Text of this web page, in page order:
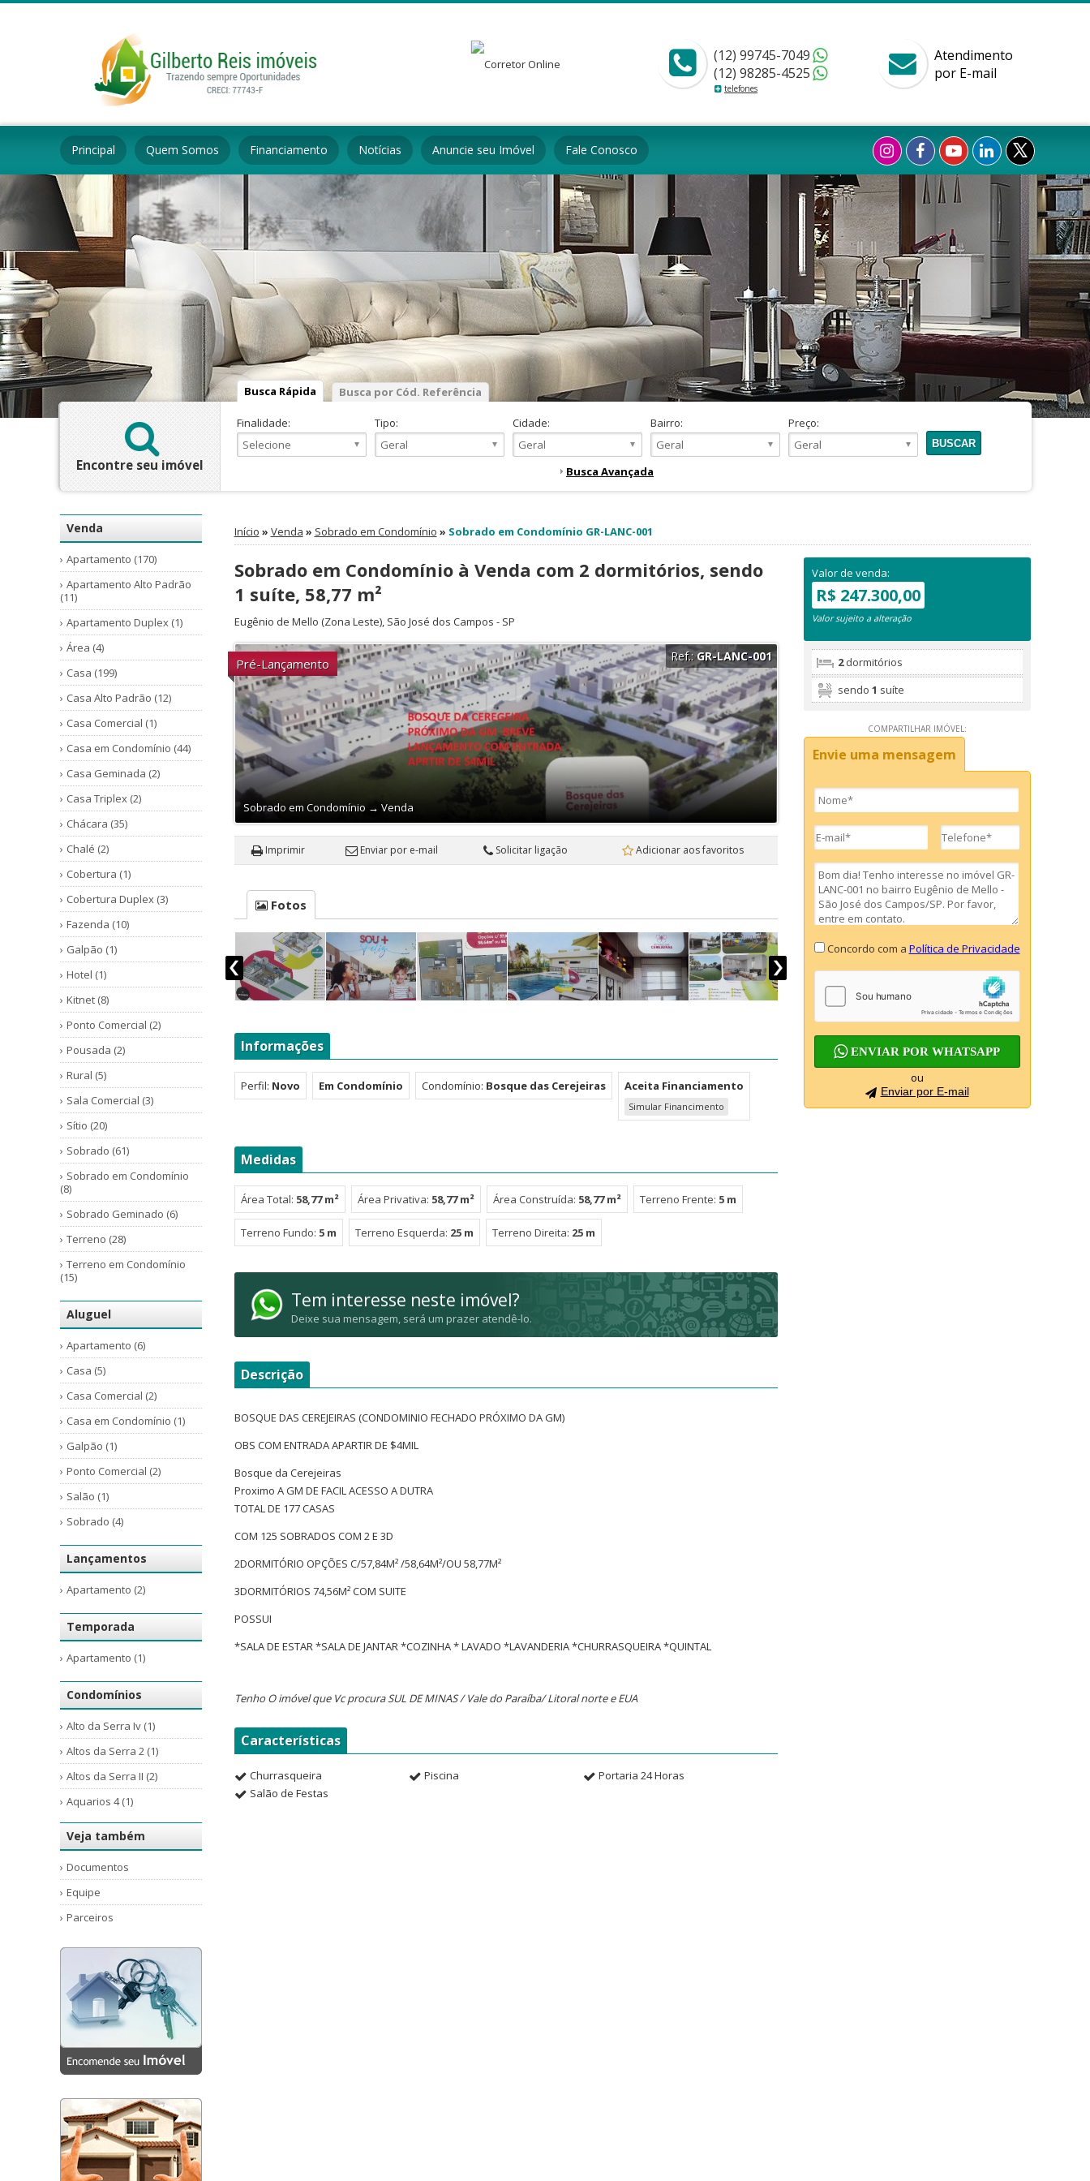
(12) 99745-7049
(12) 98285-4525
telefones
Atendimento
por E-mail
Principal Quem Somos Financiamento Notícias Anuncie seu Imóvel Fale Conosco
Encontre seu imóvel
Busca Rápida Busca por Cód. Referência
Finalidade: Tipo: Cidade: Bairro: Preço:
Busca Avançada
Início » Venda » Sobrado em Condomínio » Sobrado em Condomínio GR-LANC-001
Sobrado em Condomínio à Venda com 2 dormitórios, sendo
1 suíte, 58,77 m²
Eugênio de Mello (Zona Leste), São José dos Campos - SP
Pré-Lançamento
Sobrado em Condomínio → Venda
Ref.:GR-LANC-001
Imprimir Enviar por e-mail Solicitar ligação Adicionar aos favoritos
Fotos
Informações
Perfil: Novo Em Condomínio Condomínio: Bosque das Cerejeiras Aceita Financiamento
Simular Financimento
Medidas
Área Total: 58,77 m² Área Privativa: 58,77 m² Área Construída: 58,77 m² Terreno Frente: 5 m
Terreno Fundo: 5 m Terreno Esquerda: 25 m Terreno Direita: 25 m
Tem interesse neste imóvel?
Deixe sua mensagem, será um prazer atendê-lo.
Descrição
BOSQUE DAS CEREJEIRAS (CONDOMINIO FECHADO PRÓXIMO DA GM)
OBS COM ENTRADA APARTIR DE $4MIL
Bosque da Cerejeiras
Proximo A GM DE FACIL ACESSO A DUTRA
TOTAL DE 177 CASAS
COM 125 SOBRADOS COM 2 E 3D
2DORMITÓRIO OPÇÕES C/57,84M² /58,64M²/OU 58,77M²
3DORMITÓRIOS 74,56M² COM SUITE
POSSUI
*SALA DE ESTAR *SALA DE JANTAR *COZINHA * LAVADO *LAVANDERIA *CHURRASQUEIRA *QUINTAL
Tenho O imóvel que Vc procura SUL DE MINAS / Vale do Paraíba/ Litoral norte e EUA
Características
Churrasqueira Piscina
Portaria 24 Horas
Salão de Festas
Valor de venda:
R$ 247.300,00
Valor sujeito a alteração
2dormitórios
sendo 1 suíte
COMPARTILHAR IMÓVEL:
Envie uma mensagem
Concordo com a Política de Privacidade
ENVIAR POR WHATSAPP
ou
Enviar por E-mail
Venda
Apartamento (170)
Apartamento Alto Padrão
(11)
Apartamento Duplex (1)
Área (4)
Casa (199)
Casa Alto Padrão (12)
Casa Comercial (1)
Casa em Condomínio (44)
Casa Geminada (2)
Casa Triplex (2)
Chácara (35)
Chalé (2)
Cobertura (1)
Cobertura Duplex (3)
Fazenda (10)
Galpão (1)
Hotel (1)
Kitnet (8)
Ponto Comercial (2)
Pousada (2)
Rural (5)
Sala Comercial (3)
Sítio (20)
Sobrado (61)
Sobrado em Condomínio
(8)
Sobrado Geminado (6)
Terreno (28)
Terreno em Condomínio
(15)
Aluguel
Apartamento (6)
Casa (5)
Casa Comercial (2)
Casa em Condomínio (1)
Galpão (1)
Ponto Comercial (2)
Salão (1)
Sobrado (4)
Lançamentos
Apartamento (2)
Temporada
Apartamento (1)
Condomínios
Alto da Serra Iv (1)
Altos da Serra 2 (1)
Altos da Serra II (2)
Aquarios 4 (1)
AruanÃ (1)
Aruanã Floresta (1)
Bem Viver Litoral (1)
Blue View (1)
Campo das Violetas (1)
Campo Di Oviedo (1)
Campo Felicio (1)
Campo Felicio 02 (1)
Campo Giallo (5)
Capricornio (1)
Capricórnio 1 (1)
Casa Alta (1)
Citta de Roma (1)
Veja também
Documentos
Equipe
Parceiros